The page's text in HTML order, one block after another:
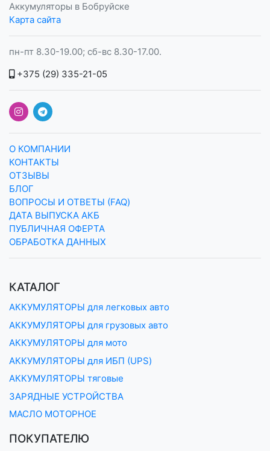
Аккумуляторы в Бобруйске
Карта сайта
пн-пт 8.30-19.00; сб-вс 8.30-17.00.
+375 (29) 335-21-05
О КОМПАНИИ
КОНТАКТЫ
ОТЗЫВЫ
БЛОГ
ВОПРОСЫ И ОТВЕТЫ (FAQ)
ДАТА ВЫПУСКА АКБ
ПУБЛИЧНАЯ ОФЕРТА
ОБРАБОТКА ДАННЫХ
КАТАЛОГ
АККУМУЛЯТОРЫ для легковых авто
АККУМУЛЯТОРЫ для грузовых авто
АККУМУЛЯТОРЫ для мото
АККУМУЛЯТОРЫ для ИБП (UPS)
АККУМУЛЯТОРЫ тяговые
ЗАРЯДНЫЕ УСТРОЙСТВА
МАСЛО МОТОРНОЕ
ПОКУПАТЕЛЮ